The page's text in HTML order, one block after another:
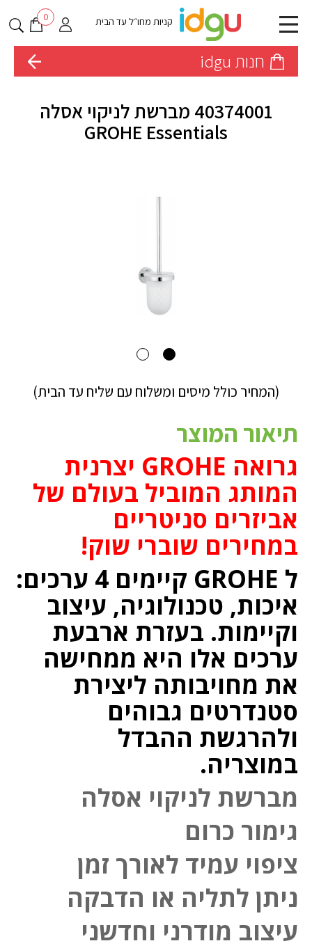
קניות מחו״ל עד הבית 0
חנות idgu
40374001 מברשת לניקוי אסלה
GROHE Essentials
(המחיר כולל מיסים ומשלוח עם שליח עד הבית)
תיאור המוצר
גרואה GROHE יצרנית
המותג המוביל בעולם של
אביזרים סניטריים
במחירים שוברי שוק!
ל GROHE קיימים 4 ערכים:
איכות, טכנולוגיה, עיצוב
וקיימות. בעזרת ארבעת
ערכים אלו היא ממחישה
את מחויבותה ליצירת
סטנדרטים גבוהים
ולהרגשת ההבדל
במוצריה.
מברשת לניקוי אסלה
גימור כרום
ציפוי עמיד לאורך זמן
ניתן לתליה או הדבקה
עיצוב מודרני וחדשני